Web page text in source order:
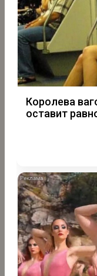
Королева
оставит